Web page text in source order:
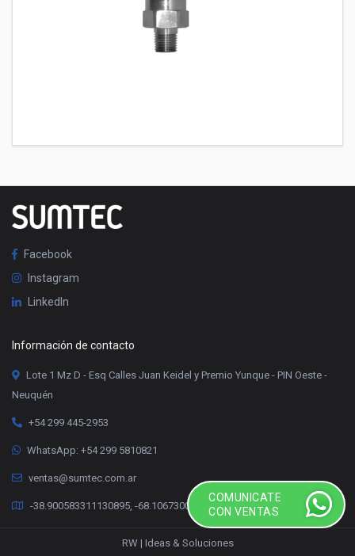
Facebook
Instagram
LinkedIn
Información de contacto
Lote 1 Mz D - Esq Calles Juan Keidel y Premio Yunque - PIN Oeste -
Neuquén
+54 299 445-2953
WhatsApp: +54 299 5810821
ventas@sumtec.com.ar
-38.900583311130895, -68.10673000336078
RW | Ideas & Soluciones
COMUNICATE
CON VENTAS